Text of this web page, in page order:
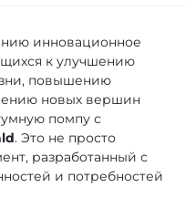
инновационное
к улучшению
повышению
новых вершин
помпу с
. Это не просто
разработанный с
и потребностей